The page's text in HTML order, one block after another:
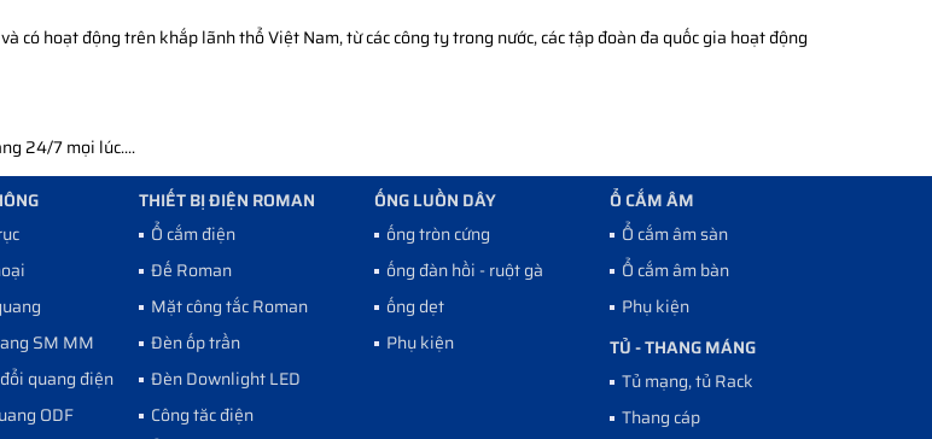
có hoạt động trên khắp lãnh thổ Việt Nam, từ các công ty trong nước, các tập đoàn đa quốc gia hoạt động
24/7 mọi lúc....
SM MM
quang điện
ODF
THIẾT BỊ ĐIỆN ROMAN
Ổ cắm điện
Đế Roman
Mặt công tắc Roman
Đèn ốp trần
Đèn Downlight LED
Công tăc điện
ỐNG LUỒN DÂY
ống tròn cứng
ống đàn hồi - ruột gà
ống dẹt
Phụ kiện
Ổ CẮM ÂM
Ổ cắm âm sàn
Ổ cắm âm bàn
Phụ kiện
TỦ - THANG MÁNG
Tủ mạng, tủ Rack
Thang cáp